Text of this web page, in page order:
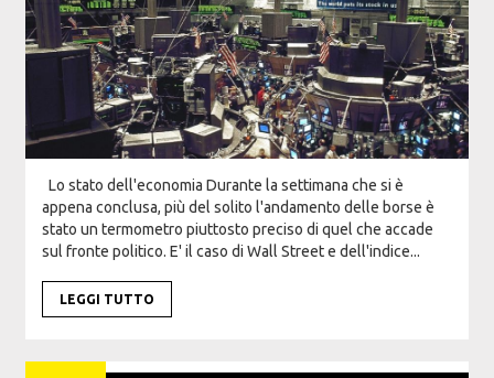
Lo stato dell'economia Durante la settimana che si è
appena conclusa, più del solito l'andamento delle borse è
stato un termometro piuttosto preciso di quel che accade
sul fronte politico. E' il caso di Wall Street e dell'indice...
LEGGI TUTTO